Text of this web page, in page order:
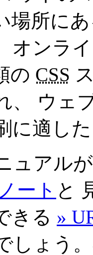
場所に
オンラ
の CSS
、 ウェ
に適し
ュアル
ート と
きる »
しょう